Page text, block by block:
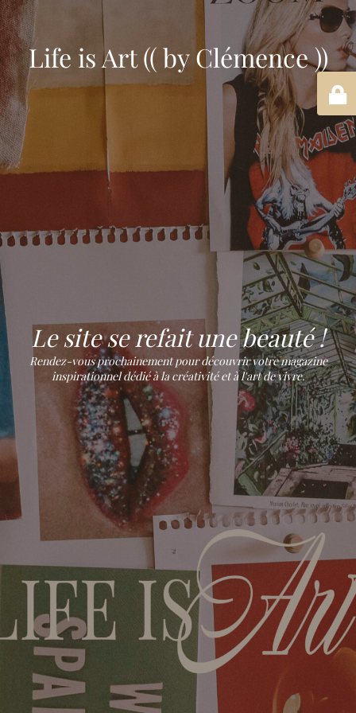
Life is Art (( by Clémence ))
Le site se refait une beauté !
Rendez-vous prochainement pour découvrir votre magazine
inspirationnel dédié à la créativité et à l'art de vivre.